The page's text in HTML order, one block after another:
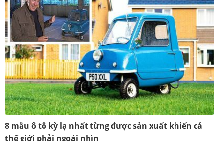
8 mẫu ô tô kỳ lạ nhất từng được sản xuất khiến cả
thế giới phải ngoái nhìn